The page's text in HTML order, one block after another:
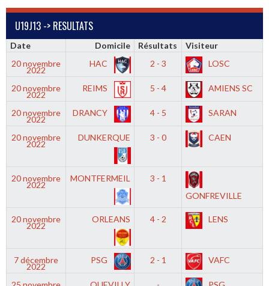
U19J13 -> RESULTATS
Date Domicile Résultats
Visiteur
20 novembre
2022
HAC 2 - 3 LOSC
20 novembre
2022
REIMS 5 - 4 AMIENS SC
20 novembre
2022
DRANCY 4 - 5 SARAN
20 novembre
2022
DUNKERQUE 3 - 0 CAEN
20 novembre
2022
MONTFERMEIL
3 - 1
GONFREVILLE
20 novembre
2022
ORLEANS 4 - 2 LENS
7 décembre
2022
PSG 2 - 1 VAFC